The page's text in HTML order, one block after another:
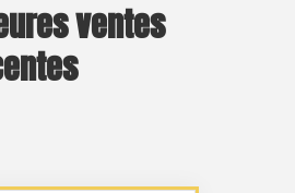
ventes